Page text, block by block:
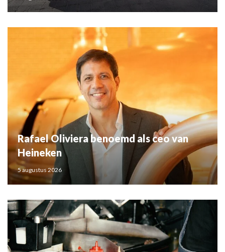
Rafael Oliviera benoemd als ceo van
Heineken
5 augustus 2026